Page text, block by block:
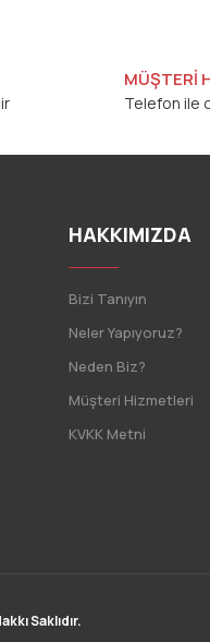
MÜŞTERİ
Telefon ile
HAKKIMIZDA
Bizi Tanıyın
Neler Yapıyoruz?
Neden Biz?
Müşteri Hizmetleri
KVKK Metni
Saklıdır.